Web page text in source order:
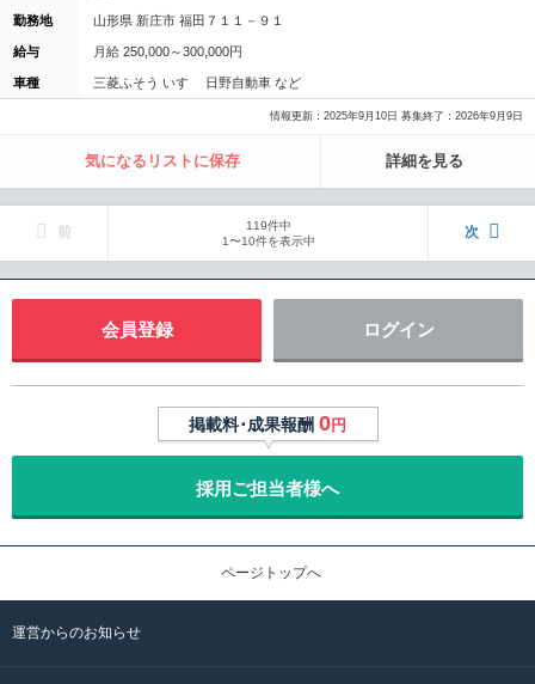
勤務地 山形県 新庄市 福田７１１－９１
給与 月給 250,000～300,000円
車種 三菱ふそう いすゞ 日野自動車 など
情報更新：2025年9月10日 募集終了：2026年9月9日
気になるリストに保存 詳細を見る
前
119件中
1〜10件を表示中
次
会員登録 ログイン
掲載料･成果報酬 0円
採用ご担当者様へ
ページトップへ
運営からのお知らせ